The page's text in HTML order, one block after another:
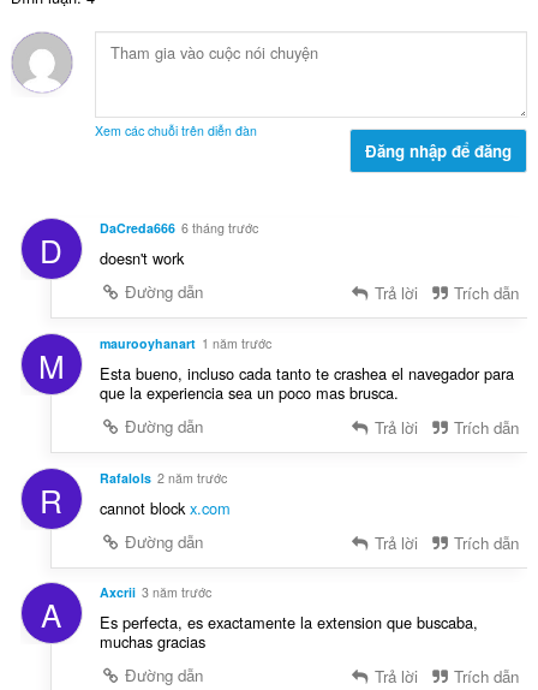
n
g
x
ế
ạ
Xem các chuỗi trên diễn đàn
Đăng nhập để đăng
D DaCreda666 6 tháng trước
doesn't work
Đường dẫn
Trả lời Trích dẫn
M maurooyhanart 1 năm trước
Esta bueno, incluso cada tanto te crashea el navegador para
que la experiencia sea un poco mas brusca.
Đường dẫn
Trả lời Trích dẫn
R Rafalols 2 năm trước
cannot block x.com
Đường dẫn
Trả lời Trích dẫn
A Axcrii 3 năm trước
Es perfecta, es exactamente la extension que buscaba,
muchas gracias
Đường dẫn
Trả lời Trích dẫn